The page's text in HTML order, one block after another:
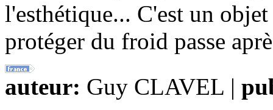
l'esthétique... C'est un
protéger du froid passe
auteur: Guy CLAVEL |